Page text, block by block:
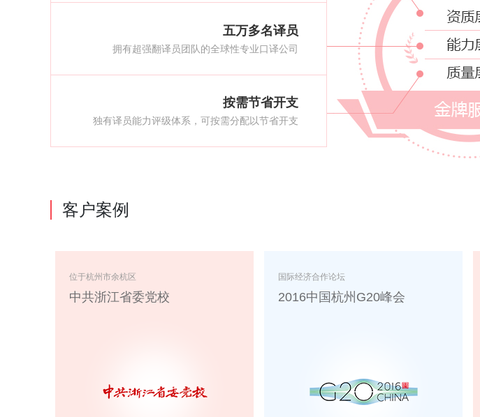
五万多名译员
拥有超强翻译员团队的全球性专业口译公司
按需节省开支
独有译员能力评级体系，可按需分配以节省开支
客户案例
亚洲太平洋经济合作组织
APEC会议
世界一流大学
清华大学